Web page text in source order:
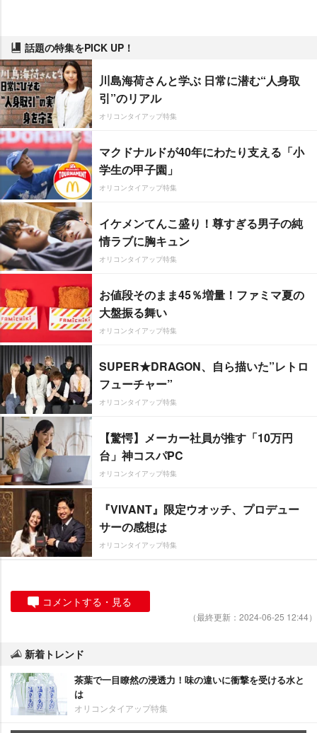
話題の特集をPICK UP！
川島海荷さんと学ぶ 日常に潜む“人身取
引”のリアル
オリコンタイアップ特集
マクドナルドが40年にわたり支える「小
学生の甲子園」
オリコンタイアップ特集
イケメンてんこ盛り！尊すぎる男子の純
情ラブに胸キュン
オリコンタイアップ特集
お値段そのまま45％増量！ファミマ夏の
大盤振る舞い
オリコンタイアップ特集
SUPER★DRAGON、自ら描いた”レトロ
フューチャー”
オリコンタイアップ特集
【驚愕】メーカー社員が推す「10万円
台」神コスパPC
オリコンタイアップ特集
『VIVANT』限定ウオッチ、プロデュー
サーの感想は
オリコンタイアップ特集
コメントする・見る
（最終更新：2024-06-25 12:44）
新着トレンド
茶葉で一目瞭然の浸透力！味の違いに衝撃を受ける水と
は
オリコンタイアップ特集